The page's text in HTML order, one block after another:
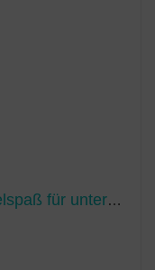
Spiel & Spaß - Vorschul-Rätselspaß für unterwegs